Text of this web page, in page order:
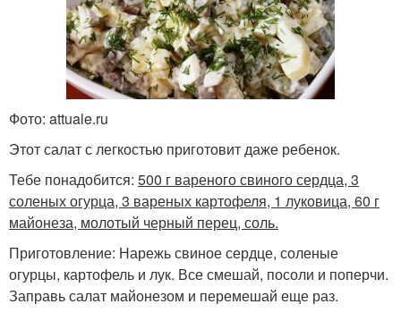
Фото: attuale.ru
Этот салат с легкостью приготовит даже ребенок.
Тебе понадобится: 500 г вареного свиного сердца, 3
соленых огурца, 3 вареных картофеля, 1 луковица, 60 г
майонеза, молотый черный перец, соль.
Приготовление: Нарежь свиное сердце, соленые
огурцы, картофель и лук. Все смешай, посоли и поперчи.
Заправь салат майонезом и перемешай еще раз.